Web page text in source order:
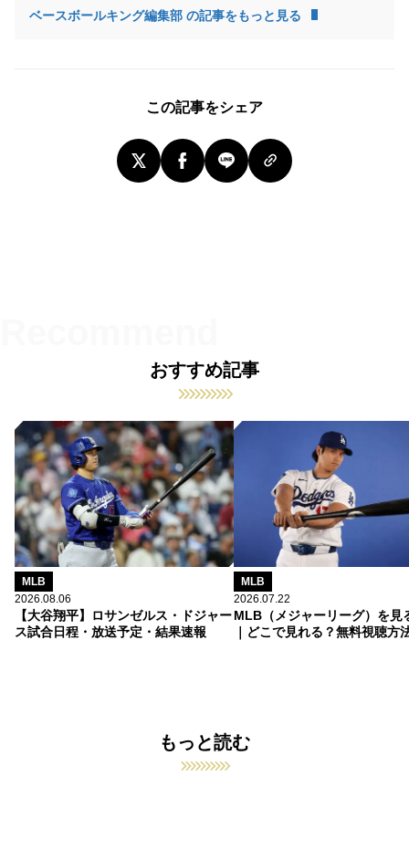
ベースボールキング編集部 の記事をもっと見る
この記事をシェア
おすすめ記事
MLB
2026.08.06
【大谷翔平】ロサンゼルス・ドジャー
ス試合日程・放送予定・結果速報
MLB
2026.07.22
MLB（メジャーリーグ）を見
｜どこで見れる？無料視聴方
もっと読む